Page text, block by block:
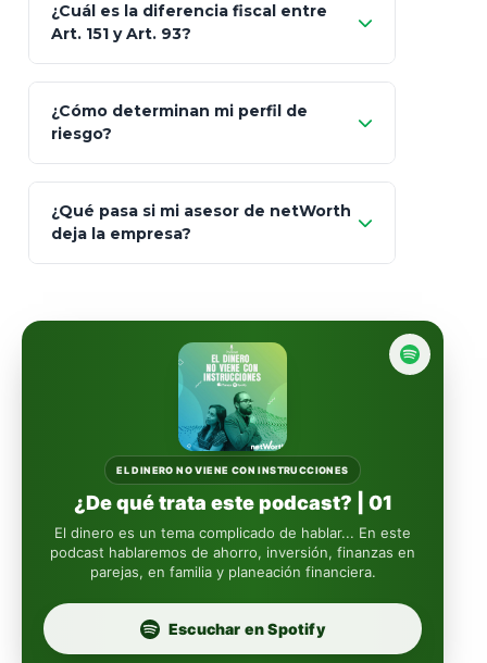
MetLife (MetaLife)
Prudential
Fintual
Principal
Sura
Insignia Life
Profuturo
¿Cuál es la diferencia fiscal entre
Art. 151 y Art. 93?
Art.
93
totalmente
libres de impuestos
¿Cómo determinan mi perfil de
riesgo?
¿Qué pasa si mi asesor de netWorth
deja la empresa?
automáticamente
EL DINERO NO VIENE CON INSTRUCCIONES
¿De qué trata este podcast? | 01
El dinero es un tema complicado de hablar... En este
podcast hablaremos de ahorro, inversión, finanzas en
parejas, en familia y planeación financiera.
Escuchar en Spotify